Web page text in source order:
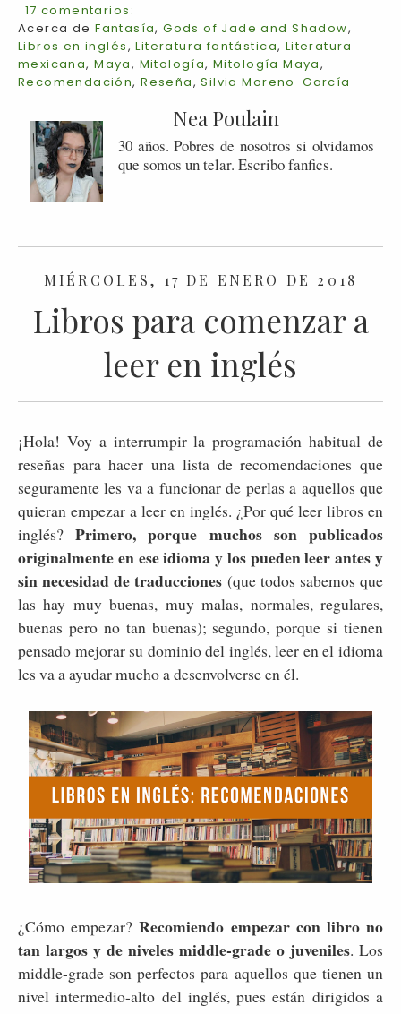
17 comentarios:
Acerca deFantasía,Gods of Jade and Shadow,
Libros en inglés,Literatura fantástica, Literatura
mexicana,Maya, Mitología,Mitología Maya,
Recomendación,Reseña,Silvia Moreno-García
Nea Poulain
30 años. Pobres de nosotros si olvidamos
que somos un telar. Escribo fanfics.
MIÉRCOLES, 17 DE ENERO DE 2018
Libros para comenzar a
leer en inglés
¡Hola! Voy a interrumpir la programación habitual de
reseñas para hacer una lista de recomendaciones que
seguramente les va a funcionar de perlas a aquellos que
quieran empezar a leer en inglés. ¿Por qué leer libros en
inglés?Primero, porque muchos son publicados
originalmente en ese idioma y los pueden leer antes y
sin necesidad de traducciones (que todos sabemos que
las hay muy buenas, muy malas, normales, regulares,
buenas pero no tan buenas); segundo, porque si tienen
pensado mejorar su dominio del inglés, leer en el idioma
les va a ayudar mucho a desenvolverse en él.
¿Cómo empezar?Recomiendo empezar con libro no
tan largos y de niveles middle-grade o juveniles. Los
middle-grade son perfectos para aquellos que tienen un
nivel intermedio-alto del inglés, pues están dirigidos a